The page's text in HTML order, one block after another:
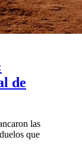
de
las
que